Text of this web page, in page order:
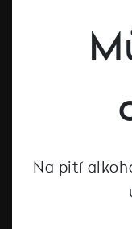
Na pití